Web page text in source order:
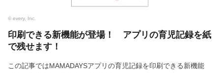
© every, Inc.
印刷できる新機能が登場！ アプリの育児記録を紙
で残せます！
この記事ではMAMADAYSアプリの育児記録を印刷できる新機能